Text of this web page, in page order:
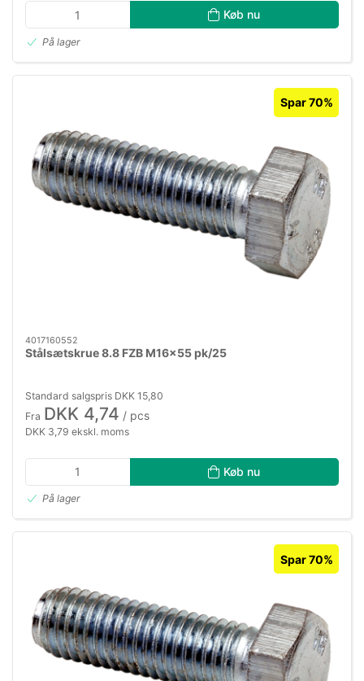
Køb nu
På lager
Spar 70%
4017160552
Stålsætskrue 8.8 FZB M16×55 pk/25
Standard salgspris DKK 15,80
Fra DKK 4,74 / pcs
DKK 3,79 ekskl. moms
Køb nu
På lager
Spar 70%